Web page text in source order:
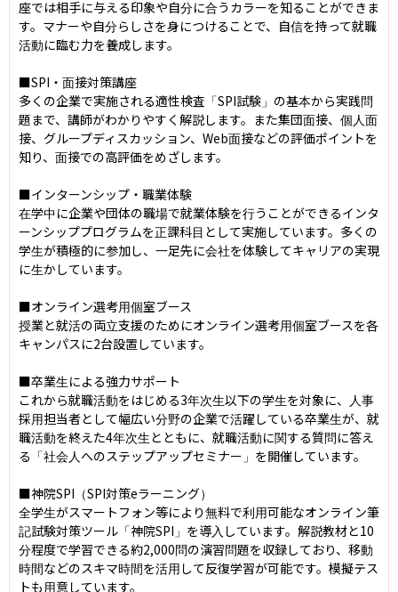
座では相手に与える印象や自分に合うカラーを知ることができま
す。マナーや自分らしさを身につけることで、自信を持って就職
活動に臨む力を養成します。
■SPI・面接対策講座
多くの企業で実施される適性検査「SPI試験」の基本から実践問
題まで、講師がわかりやすく解説します。また集団面接、個人面
接、グループディスカッション、Web面接などの評価ポイントを
知り、面接での高評価をめざします。
■インターンシップ・職業体験
在学中に企業や団体の職場で就業体験を行うことができるインタ
ーンシッププログラムを正課科目として実施しています。多くの
学生が積極的に参加し、一足先に会社を体験してキャリアの実現
に生かしています。
■オンライン選考用個室ブース
授業と就活の両立支援のためにオンライン選考用個室ブースを各
キャンパスに2台設置しています。
■卒業生による強力サポート
これから就職活動をはじめる3年次生以下の学生を対象に、人事
採用担当者として幅広い分野の企業で活躍している卒業生が、就
職活動を終えた4年次生とともに、就職活動に関する質問に答え
る「社会人へのステップアップセミナー」を開催しています。
■神院SPI（SPI対策eラーニング）
全学生がスマートフォン等により無料で利用可能なオンライン筆
記試験対策ツール「神院SPI」を導入しています。解説教材と10
分程度で学習できる約2,000問の演習問題を収録しており、移動
時間などのスキマ時間を活用して反復学習が可能です。模擬テス
トも用意しています。